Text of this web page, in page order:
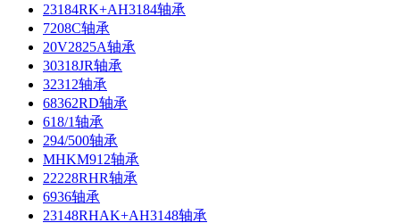
23184RK+AH3184轴承
7208C轴承
20V2825A轴承
30318JR轴承
32312轴承
68362RD轴承
618/1轴承
294/500轴承
MHKM912轴承
22228RHR轴承
6936轴承
23148RHAK+AH3148轴承